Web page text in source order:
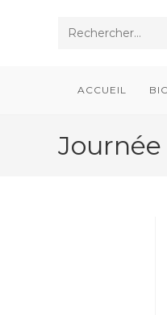
Rechercher
ce
ACCUEIL
Journée